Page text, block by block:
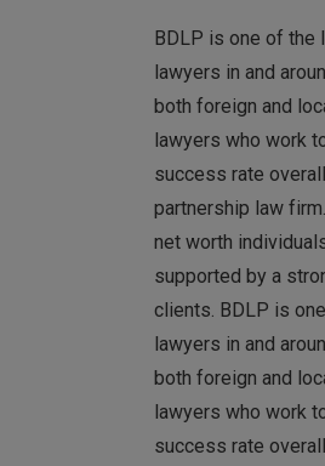
BDLP is one of the
lawyers in and
both foreign and
lawyers who work
success rate
partnership law
net worth
supported by a
clients. BDLP is
lawyers in and
both foreign and
lawyers who work
success rate